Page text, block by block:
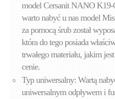
model Cersanit NANO K19-
warto nabyć u nas model
za pomocą śrub został
która do tego posiada
trwałego materiału, jakim
cenie.
Typ uniwersalny: Wartą
uniwersalnym odpływem i